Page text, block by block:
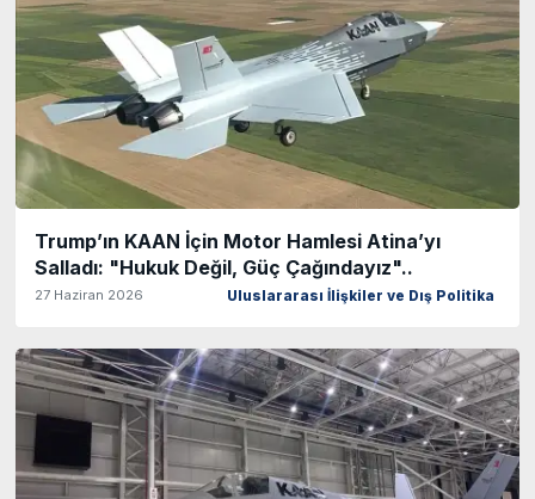
Trump’ın KAAN İçin Motor Hamlesi Atina’yı
Salladı: "Hukuk Değil, Güç Çağındayız"..
27 Haziran 2026 Uluslararası İlişkiler ve Dış Politika